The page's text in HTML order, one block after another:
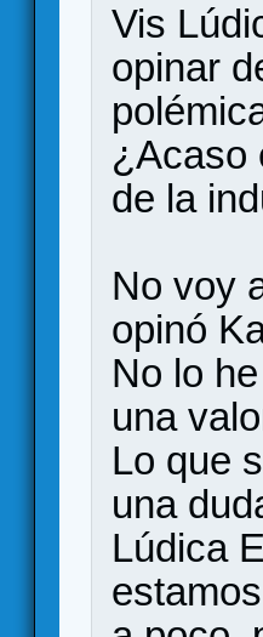
Vis
opinar
¿Acaso
de la
No voy
opinó
No lo
una
Lo que
una
Lúdica